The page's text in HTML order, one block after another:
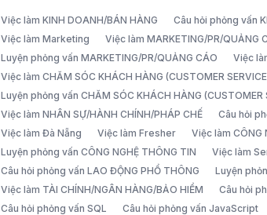
Việc làm KINH DOANH/BÁN HÀNG Câu hỏi phỏng vấn
Việc làm Marketing
Việc làm MARKETING/PR/QUẢNG
Luyện phỏng vấn MARKETING/PR/QUẢNG CÁO
Việc
Việc làm CHĂM SÓC KHÁCH HÀNG (CUSTOMER
Luyện phỏng vấn CHĂM SÓC KHÁCH HÀNG (CUSTOMER
Việc làm NHÂN SỰ/HÀNH CHÍNH/PHÁP CHẾ
Câu hỏi
Việc làm Đà Nẵng
Việc làm Fresher Việc làm CÔNG
Luyện phỏng vấn CÔNG NGHỆ THÔNG TIN
Việc làm
Câu hỏi phỏng vấn LAO ĐỘNG PHỔ THÔNG
Luyện
Việc làm TÀI CHÍNH/NGÂN HÀNG/BẢO HIỂM
Câu hỏi
Câu hỏi phỏng vấn SQL
Câu hỏi phỏng vấn JavaScript